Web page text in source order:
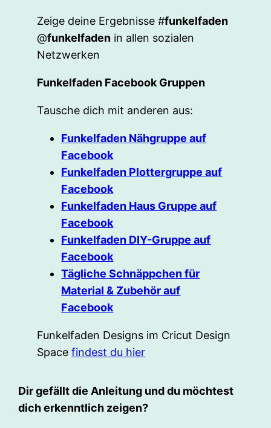
Zeige deine Ergebnisse #funkelfaden
@funkelfaden in allen sozialen
Netzwerken
Funkelfaden Facebook Gruppen
Tausche dich mit anderen aus:
Funkelfaden Nähgruppe auf
Facebook
Funkelfaden Plottergruppe auf
Facebook
Funkelfaden Haus Gruppe auf
Facebook
Funkelfaden DIY-Gruppe auf
Facebook
Tägliche Schnäppchen für
Material & Zubehör auf
Facebook
Funkelfaden Designs im Cricut Design
Spacefindest du hier
Dir gefällt die Anleitung und du möchtest
dich erkenntlich zeigen?